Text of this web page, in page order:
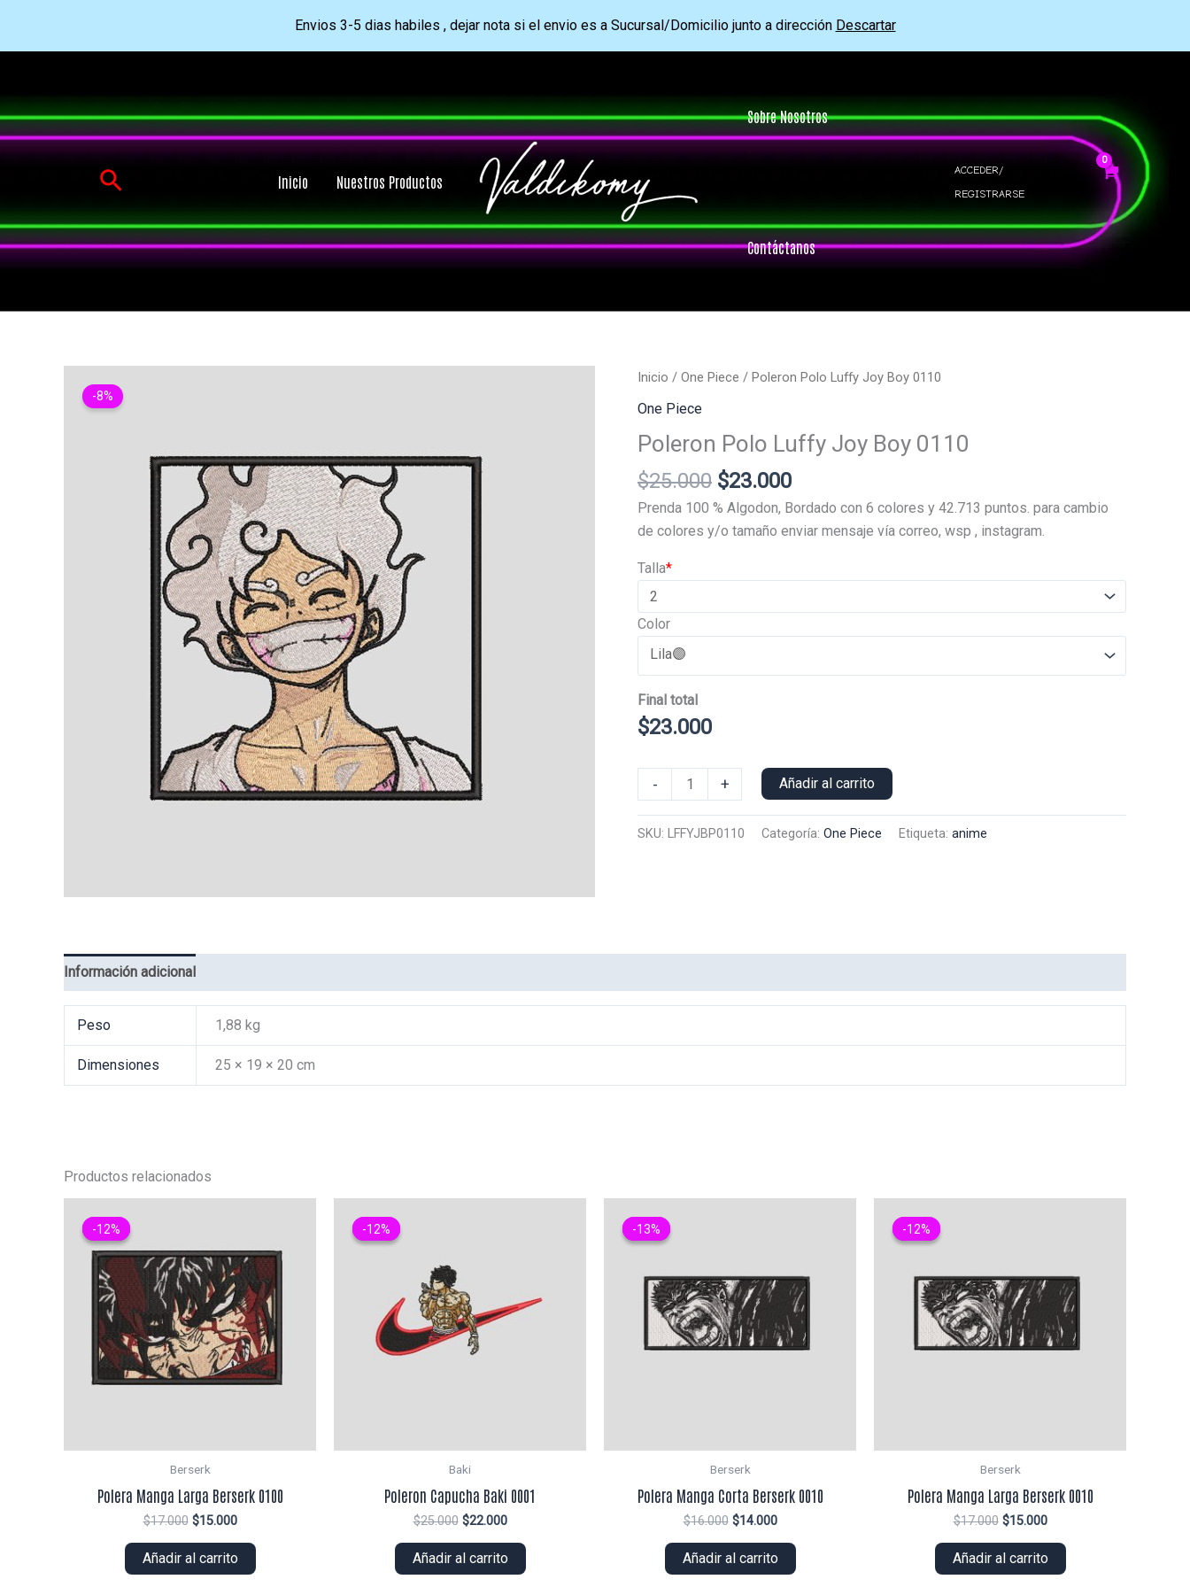
Envios 3-5 dias habiles , dejar nota si el envio es a Sucursal/Domicilio junto a dirección Descartar
contenido
Buscar Inicio Nuestros Productos
Sobre Nosotros
Contáctanos
ACCEDER/
REGISTRARSE
-8%
Inicio / One Piece / Poleron Polo Luffy Joy Boy 0110
One Piece
Poleron Polo Luffy Joy Boy 0110
$25.000 El
precio
original
$23.000El
precio
actual
Prenda 100 % Algodon, Bordado con 6 colores y 42.713 puntos. para cambio
de colores y/o tamaño enviar mensaje vía correo, wsp , instagram.
*
Talla
Color
Final total
$23.000
-
Polo
Luffy
+ Añadir al carrito
SKU: LFFYJBP0110 Categoría: One Piece Etiqueta: anime
Información adicional
Peso 1,88 kg
Dimensiones 25 × 19 × 20 cm
Productos relacionados
-12%
-12%
Berserk
Polera Manga Larga Berserk 0100
$17.000 El
original
era:
$15.000El
actual
es:
Añadir al carrito
-12%
-12%
Baki
Poleron Capucha Baki 0001
$25.000 El
original
era:
$22.000El
actual
es:
Añadir al carrito
-13%
-13%
Berserk
Polera Manga Corta Berserk 0010
$16.000 El
original
era:
$14.000El
actual
es:
Añadir al carrito
-12%
-12%
Berserk
Polera Manga Larga Berserk 0010
$17.000 El
original
era:
$15.000El
actual
es:
Añadir al carrito